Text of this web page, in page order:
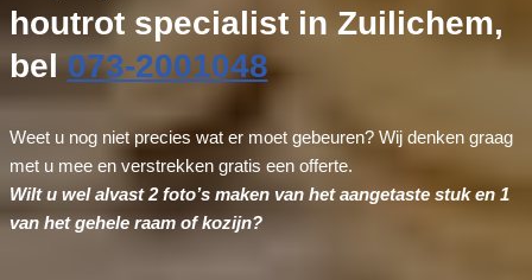
houtrot specialist in Zuilichem,
bel073-2001048
Weet u nog niet precies wat er moet gebeuren? Wij denken graag
met u mee en verstrekken gratis een offerte.
Wilt u wel alvast 2 foto’s maken van het aangetaste stuk en 1
van het gehele raam of kozijn?